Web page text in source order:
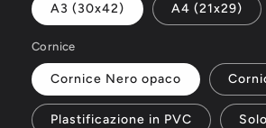
A3 (30x42) A4 (21x29)
Cornice
Cornice Nero opaco
Plastificazione in PVC